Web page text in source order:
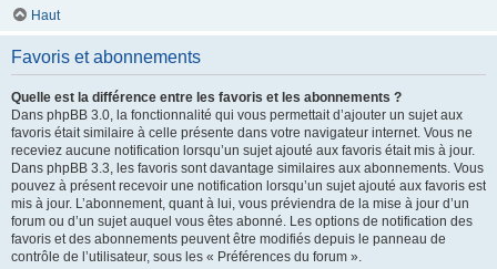
Haut
Favoris et abonnements
Quelle est la différence entre les favoris et les abonnements ?
Dans phpBB 3.0, la fonctionnalité qui vous permettait d’ajouter un sujet aux
favoris était similaire à celle présente dans votre navigateur internet. Vous ne
receviez aucune notification lorsqu’un sujet ajouté aux favoris était mis à jour.
Dans phpBB 3.3, les favoris sont davantage similaires aux abonnements. Vous
pouvez à présent recevoir une notification lorsqu’un sujet ajouté aux favoris est
mis à jour. L’abonnement, quant à lui, vous préviendra de la mise à jour d’un
forum ou d’un sujet auquel vous êtes abonné. Les options de notification des
favoris et des abonnements peuvent être modifiés depuis le panneau de
contrôle de l’utilisateur, sous les « Préférences du forum ».